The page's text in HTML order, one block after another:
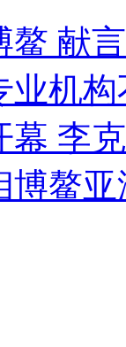
鳌 献
业机
幕 李
博鳌